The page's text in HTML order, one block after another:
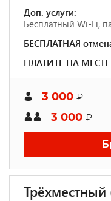
Доп. услуги:
Бесплатный Wi-Fi,
БЕСПЛАТНАЯ
ПЛАТИТЕ НА МЕСТЕ
3 000 ₽
3 000 ₽
Трёхместный